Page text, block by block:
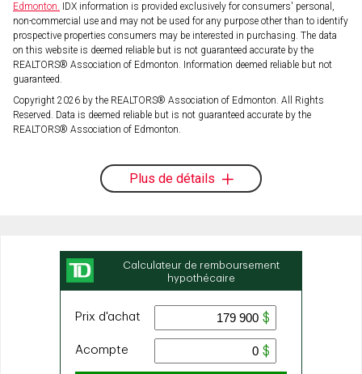
Edmonton. IDX information is provided exclusively for consumers' personal,
non-commercial use and may not be used for any purpose other than to identify
prospective properties consumers may be interested in purchasing. The data
on this website is deemed reliable but is not guaranteed accurate by the
REALTORS® Association of Edmonton. Information deemed reliable but not
guaranteed.
Copyright 2026 by the REALTORS® Association of Edmonton. All Rights
Reserved. Data is deemed reliable but is not guaranteed accurate by the
REALTORS® Association of Edmonton.
Plus de détails